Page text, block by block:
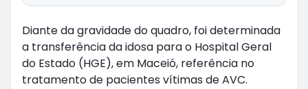
Diante da gravidade do quadro, foi determinada
a transferência da idosa para o Hospital Geral
do Estado (HGE), em Maceió, referência no
tratamento de pacientes vítimas de AVC.